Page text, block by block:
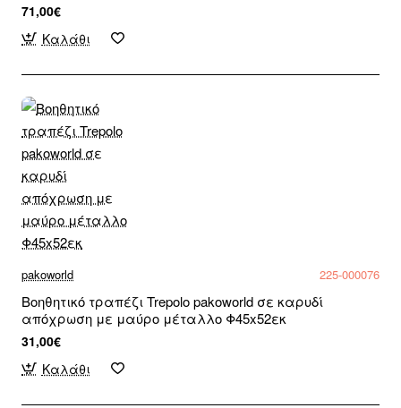
71,00€
Καλάθι
pakoworld 225-000076
Βοηθητικό τραπέζι Trepolo pakoworld σε καρυδί
απόχρωση με μαύρο μέταλλο Φ45x52εκ
31,00€
Καλάθι